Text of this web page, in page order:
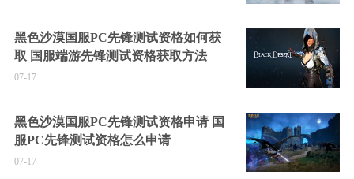
黑色沙漠国服PC先锋测试资格如何获
取 国服端游先锋测试资格获取方法
07-17
黑色沙漠国服PC先锋测试资格申请 国
服PC先锋测试资格怎么申请
07-17